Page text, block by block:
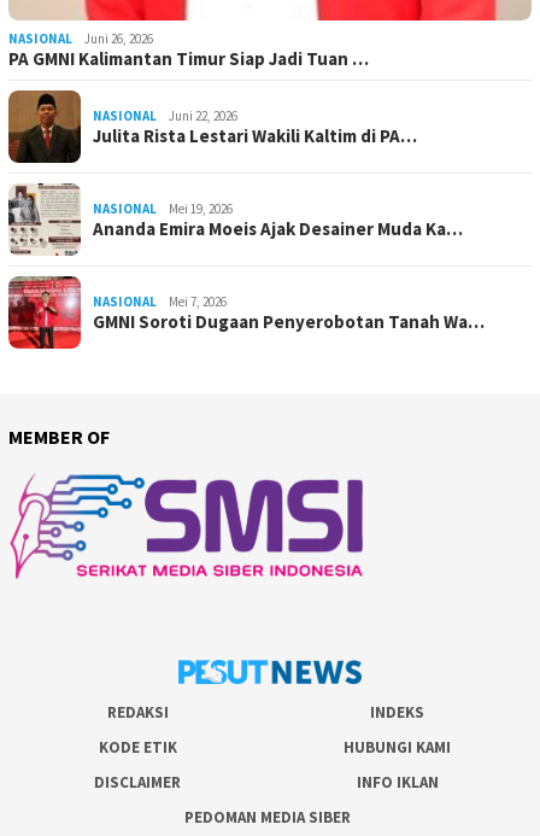
NASIONAL Juni 26, 2026
PA GMNI Kalimantan Timur Siap Jadi Tuan …
NASIONAL Juni 22, 2026
Julita Rista Lestari Wakili Kaltim di PA…
NASIONAL Mei 19, 2026
Ananda Emira Moeis Ajak Desainer Muda Ka…
NASIONAL Mei 7, 2026
GMNI Soroti Dugaan Penyerobotan Tanah Wa…
MEMBER OF
REDAKSI
INDEKS
KODE ETIK
HUBUNGI KAMI
DISCLAIMER
INFO IKLAN
PEDOMAN MEDIA SIBER